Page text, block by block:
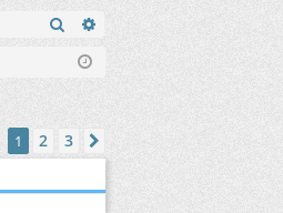
Поиск
1 2 3